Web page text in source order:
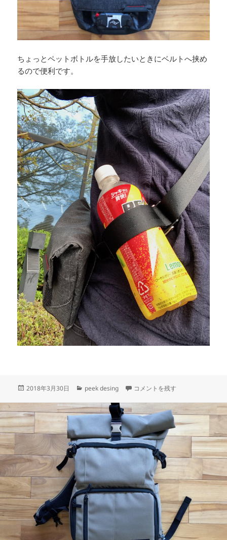
ちょっとペットボトルを手放したいときにベルトへ挟め
るので便利です。
投
2018年3月30日
カ
ゴ
リ
peek desing ピークデザイン フィールドポ
コメントを残す